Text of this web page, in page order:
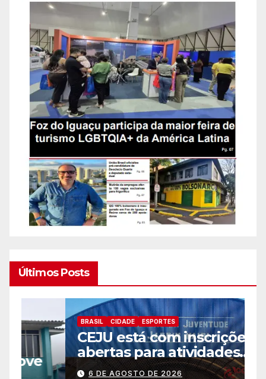
Últimos Posts
BRASIL CIDADE ESPORTES
CEJU está com inscrições
abertas para atividades
gratuitas
6 DE AGOSTO DE 2026